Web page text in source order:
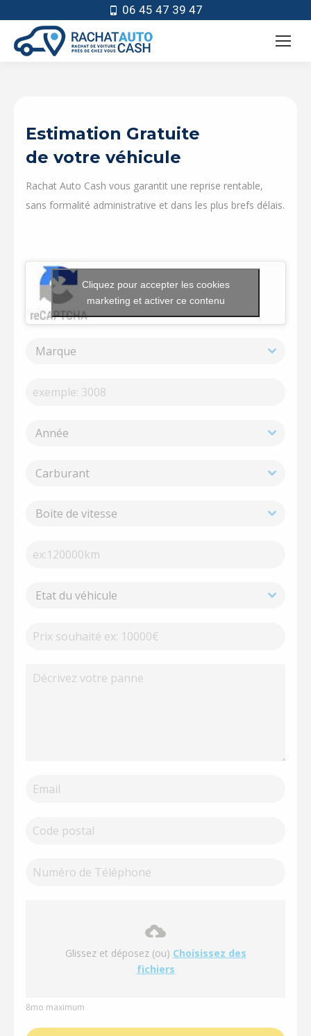
06 45 47 39 47
Estimation Gratuite
de votre véhicule
Rachat Auto Cash vous garantit une reprise rentable,
sans formalité administrative et dans les plus brefs délais.
Cliquez pour accepter les cookies
marketing et activer ce contenu
Marque
Année
Carburant
Boite de vitesse
Etat du véhicule
Glissez et déposez (ou) Choisissez des
fichiers
8mo maximum